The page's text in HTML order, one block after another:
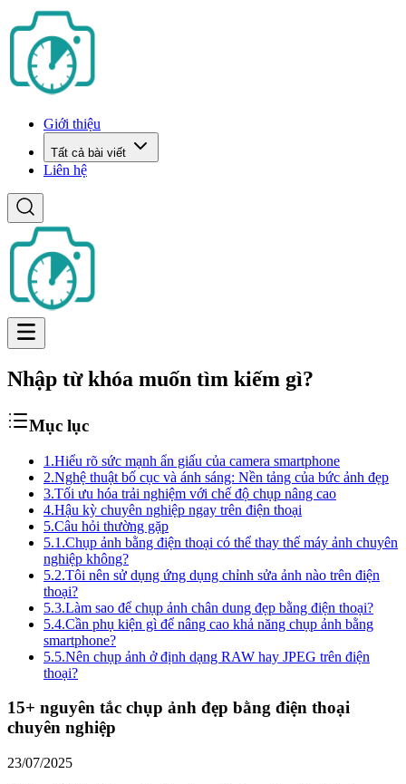
Giới thiệu
Tất cả bài viết
Liên hệ
Nhập từ khóa muốn tìm kiếm gì?
Mục lục
1.Hiểu rõ sức mạnh ẩn giấu của camera smartphone
2.Nghệ thuật bố cục và ánh sáng: Nền tảng của bức ảnh đẹp
3.Tối ưu hóa trải nghiệm với chế độ chụp nâng cao
4.Hậu kỳ chuyên nghiệp ngay trên điện thoại
5.Câu hỏi thường gặp
5.1.Chụp ảnh bằng điện thoại có thể thay thế máy ảnh chuyên
nghiệp không?
5.2.Tôi nên sử dụng ứng dụng chỉnh sửa ảnh nào trên điện
thoại?
5.3.Làm sao để chụp ảnh chân dung đẹp bằng điện thoại?
5.4.Cần phụ kiện gì để nâng cao khả năng chụp ảnh bằng
smartphone?
5.5.Nên chụp ảnh ở định dạng RAW hay JPEG trên điện
thoại?
15+ nguyên tắc chụp ảnh đẹp bằng điện thoại
chuyên nghiệp
23/07/2025